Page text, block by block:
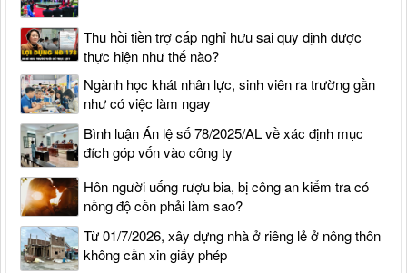
Thu hồi tiền trợ cấp nghỉ hưu sai quy định được
thực hiện như thế nào?
Ngành học khát nhân lực, sinh viên ra trường gần
như có việc làm ngay
Bình luận Án lệ số 78/2025/AL về xác định mục
đích góp vốn vào công ty
Hôn người uống rượu bia, bị công an kiểm tra có
nồng độ cồn phải làm sao?
Từ 01/7/2026, xây dựng nhà ở riêng lẻ ở nông thôn
không cần xin giấy phép